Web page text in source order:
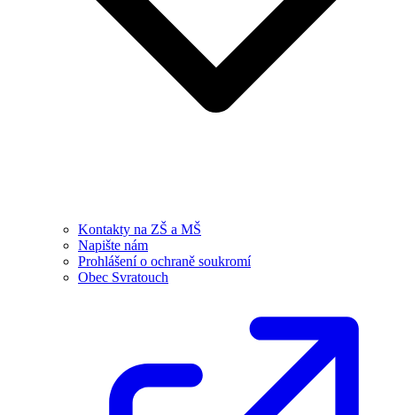
Kontakty na ZŠ a MŠ
Napište nám
Prohlášení o ochraně soukromí
Obec Svratouch